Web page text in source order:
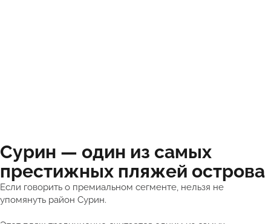
Сурин — один из самых
престижных пляжей острова
Если говорить о премиальном сегменте, нельзя не
упомянуть район Сурин.